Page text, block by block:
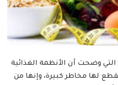
وضحت أن الأنظمة الغذائية
لها مخاطر كبيرة، وإنها من